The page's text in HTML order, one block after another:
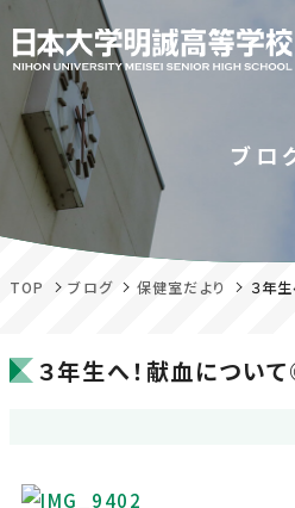
ブロ
TOP ブログ 保健室だより ３年
３年生へ！献血につい